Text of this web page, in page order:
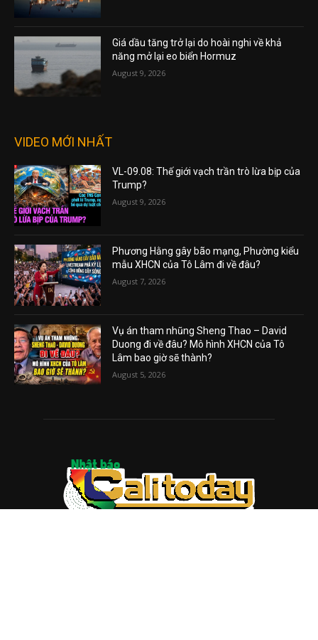
Giá dầu tăng trở lại do hoài nghi về khả
năng mở lại eo biển Hormuz
August 9, 2026
VIDEO MỚI NHẤT
VL-09.08: Thế giới vạch trần trò lừa bịp của
Trump?
August 9, 2026
Phương Hằng gây bão mạng, Phường kiểu
mẫu XHCN của Tô Lâm đi về đâu?
August 7, 2026
Vụ án tham nhũng Sheng Thao – David
Duong đi về đâu? Mô hình XHCN của Tô
Lâm bao giờ sẽ thành?
August 5, 2026